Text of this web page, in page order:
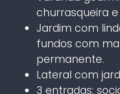
churrasqueira
Jardim com
fundos com
permanente.
Lateral com
3 entradas: